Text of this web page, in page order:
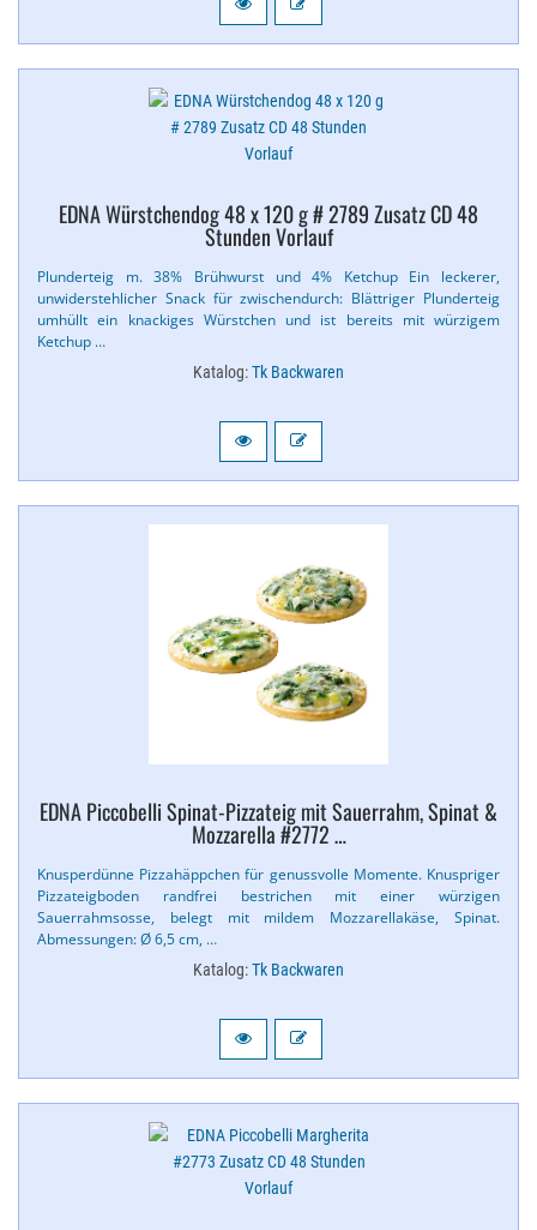
EDNA Würstchendog 48 x 120 g # 2789 Zusatz CD 48
Stunden Vorlauf
Plunderteig m. 38% Brühwurst und 4% Ketchup Ein leckerer,
unwiderstehlicher Snack für zwischendurch: Blättriger Plunderteig
umhüllt ein knackiges Würstchen und ist bereits mit würzigem
Ketchup …
Katalog:Tk Backwaren
EDNA Piccobelli Spinat-​Pizzateig mit Sauerrahm, Spinat &
Mozzarella #2772 …
Knusperdünne Pizzahäppchen für genussvolle Momente. Knuspriger
Pizzateigboden randfrei bestrichen mit einer würzigen
Sauerrahmsosse, belegt mit mildem Mozzarellakäse, Spinat.
Abmessungen: Ø 6,​5 cm, …
Katalog:Tk Backwaren